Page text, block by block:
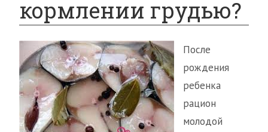
кормлении грудью?
После
рождения
ребенка
рацион
молодой